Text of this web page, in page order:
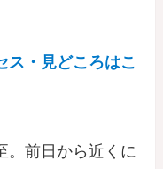
ス・見どころはこ
。前日から近くに